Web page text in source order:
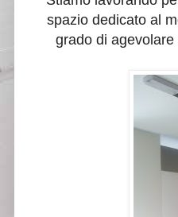
spazio dedicato al
grado di